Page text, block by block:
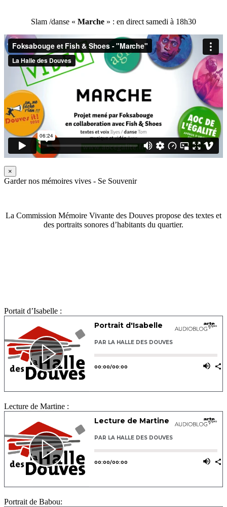
Slam /danse « Marche » : en direct samedi à 18h30
×
Garder nos mémoires vives - Se Souvenir
La Commission Mémoire Vivante des Douves propose des textes et
des portraits sonores d’habitants du quartier.
Portait d’Isabelle :
Lecture de Martine :
Portrait de Babou: